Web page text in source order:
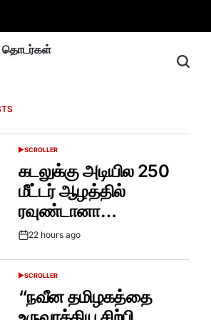
தொடர்கள்
POSTED
SCROLLER
கடலுக்கு அடியில 250
மீட்டர் ஆழத்தில்
ரவுண்டானா…
Post22 hours ago
POSTED
SCROLLER
“நவீன தமிழகத்தை